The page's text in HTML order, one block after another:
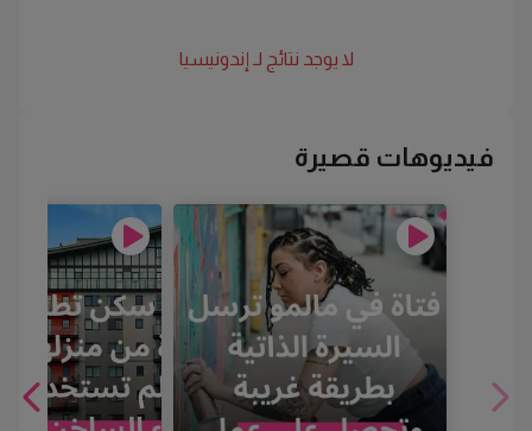
لا يوجد نتائج لـ إندونيسيا
فيديوهات قصيرة